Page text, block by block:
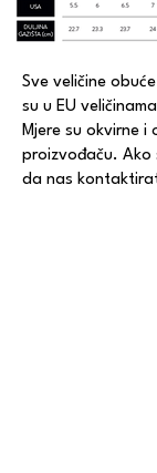
Sve veličine
su u EU
Mjere su okvirne i
proizvođaču. Ako
da nas